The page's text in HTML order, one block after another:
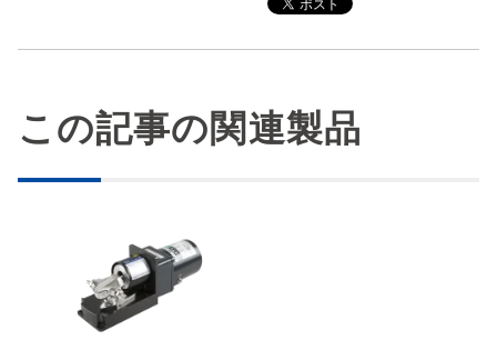
この記事の関連製品